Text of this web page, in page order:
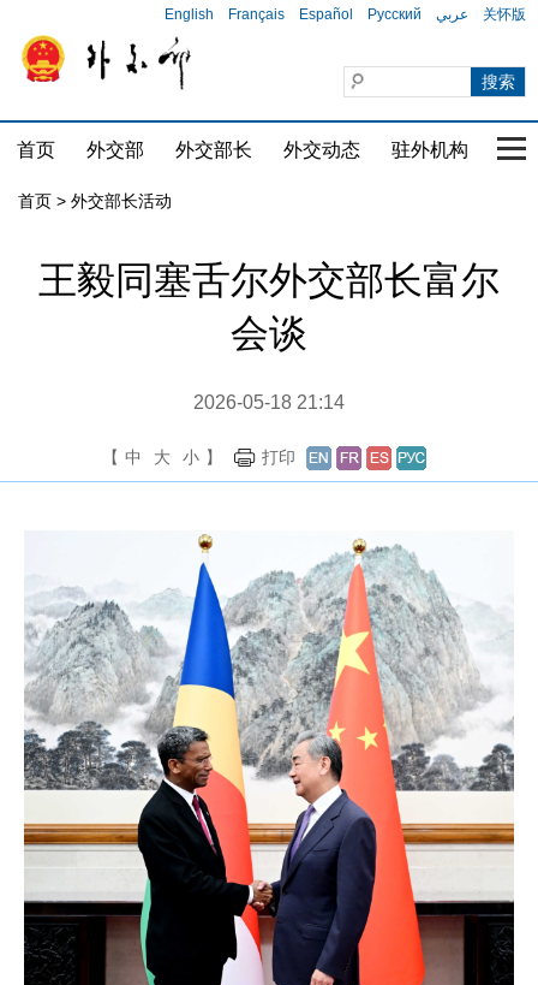
English Français Español Русский عربي 关怀版
首页 外交部 外交部长 外交动态 驻外机构 国
首页 > 外交部长活动
王毅同塞舌尔外交部长富尔
会谈
2026-05-18 21:14
【 中 大 小 】 打印